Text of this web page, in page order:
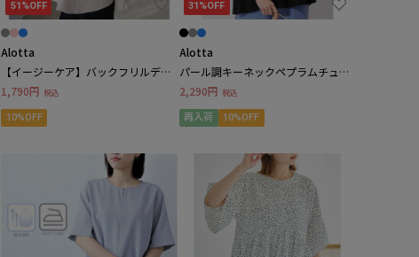
51%OFF
Alotta
【イージーケア】バックフリルデザ
インブラウス
1,790円 税込
10%OFF
31%OFF
Alotta
パール調キーネックペプラムチュニ
ック
2,290円 税込
再入荷 10%OFF